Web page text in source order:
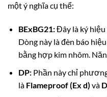
một ý nghĩa cụ thể:
BExBG21:Đây là ký hiệu
Dòng này là đèn báo
bằng hợp kim nhôm.
DP:Phần này chỉ
là Flameproof (Ex d) và